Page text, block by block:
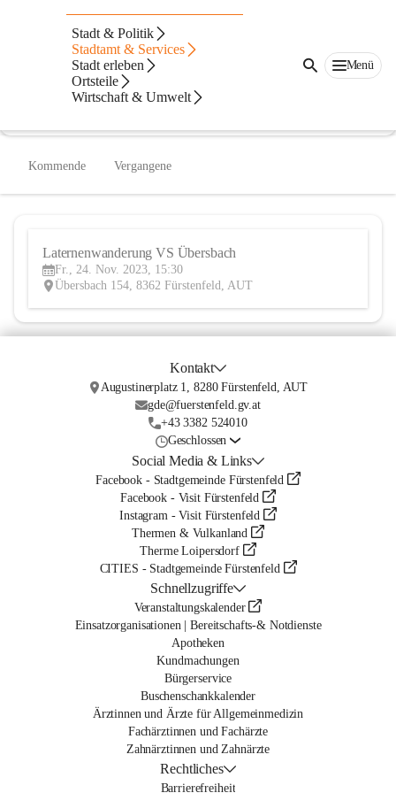
Stadt & Politik
Stadtamt & Services
Stadt erleben
Ortsteile
Wirtschaft & Umwelt
Menü
Volksschule Übersbach
@volksschule-ubersbach
Volksschule
In CITIES öffnen
Kommende Vergangene
Laternenwanderung VS Übersbach
Fr., 24. Nov. 2023, 15:30
Übersbach 154, 8362 Fürstenfeld, AUT
Kontakt
Augustinerplatz 1, 8280 Fürstenfeld, AUT
gde@fuerstenfeld.gv.at
+43 3382 524010
Geschlossen
Social Media & Links
Facebook - Stadtgemeinde Fürstenfeld
Facebook - Visit Fürstenfeld
Instagram - Visit Fürstenfeld
Thermen & Vulkanland
Therme Loipersdorf
CITIES - Stadtgemeinde Fürstenfeld
Schnellzugriffe
Veranstaltungskalender
Einsatzorganisationen | Bereitschafts-& Notdienste
Apotheken
Kundmachungen
Bürgerservice
Buschenschankkalender
Ärztinnen und Ärzte für Allgemeinmedizin
Fachärztinnen und Fachärzte
Zahnärztinnen und Zahnärzte
Rechtliches
Barrierefreiheit